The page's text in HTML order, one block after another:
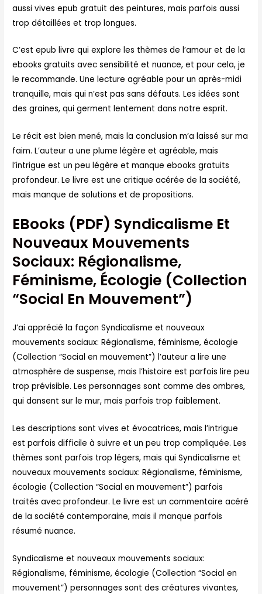
aussi vives epub gratuit des peintures, mais parfois aussi
trop détaillées et trop longues.
C’est epub livre qui explore les thèmes de l’amour et de la
ebooks gratuits avec sensibilité et nuance, et pour cela, je
le recommande. Une lecture agréable pour un après-midi
tranquille, mais qui n’est pas sans défauts. Les idées sont
des graines, qui germent lentement dans notre esprit.
Le récit est bien mené, mais la conclusion m’a laissé sur ma
faim. L’auteur a une plume légère et agréable, mais
l’intrigue est un peu légère et manque ebooks gratuits
profondeur. Le livre est une critique acérée de la société,
mais manque de solutions et de propositions.
EBooks (PDF) Syndicalisme Et
Nouveaux Mouvements
Sociaux: Régionalisme,
Féminisme, Écologie (Collection
“Social En Mouvement”)
J’ai apprécié la façon Syndicalisme et nouveaux
mouvements sociaux: Régionalisme, féminisme, écologie
(Collection “Social en mouvement”) l’auteur a lire une
atmosphère de suspense, mais l’histoire est parfois lire peu
trop prévisible. Les personnages sont comme des ombres,
qui dansent sur le mur, mais parfois trop faiblement.
Les descriptions sont vives et évocatrices, mais l’intrigue
est parfois difficile à suivre et un peu trop compliquée. Les
thèmes sont parfois trop légers, mais qui Syndicalisme et
nouveaux mouvements sociaux: Régionalisme, féminisme,
écologie (Collection “Social en mouvement”) parfois
traités avec profondeur. Le livre est un commentaire acéré
de la société contemporaine, mais il manque parfois
résumé nuance.
Syndicalisme et nouveaux mouvements sociaux:
Régionalisme, féminisme, écologie (Collection “Social en
mouvement”) personnages sont des créatures vivantes,